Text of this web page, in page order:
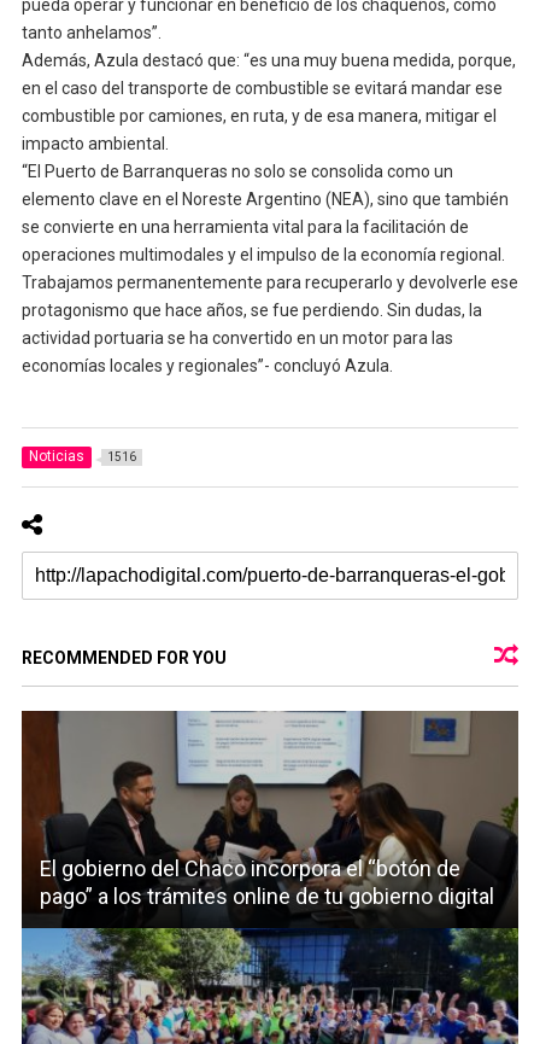
pueda operar y funcionar en beneficio de los chaqueños, como
tanto anhelamos”.
Además, Azula destacó que: “es una muy buena medida, porque,
en el caso del transporte de combustible se evitará mandar ese
combustible por camiones, en ruta, y de esa manera, mitigar el
impacto ambiental.
“El Puerto de Barranqueras no solo se consolida como un
elemento clave en el Noreste Argentino (NEA), sino que también
se convierte en una herramienta vital para la facilitación de
operaciones multimodales y el impulso de la economía regional.
Trabajamos permanentemente para recuperarlo y devolverle ese
protagonismo que hace años, se fue perdiendo. Sin dudas, la
actividad portuaria se ha convertido en un motor para las
economías locales y regionales”- concluyó Azula.
Noticias 1516
RECOMMENDED FOR YOU
El gobierno del Chaco incorpora el “botón de
pago” a los trámites online de tu gobierno digital